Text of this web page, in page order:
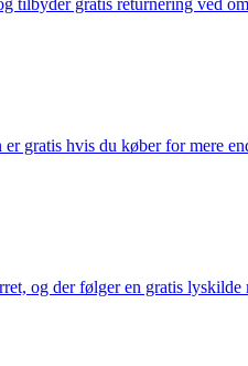
gratis hvis du køber for mere
og der følger en gratis